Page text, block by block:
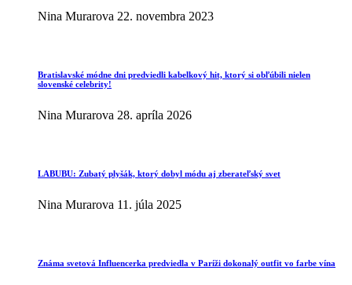
Nina Murarova 22. novembra 2023
Bratislavské módne dni predviedli kabelkový hit, ktorý si obľúbili nielen
slovenské celebrity!
Nina Murarova 28. apríla 2026
LABUBU: Zubatý plyšák, ktorý dobyl módu aj zberateľský svet
Nina Murarova 11. júla 2025
Známa svetová Influencerka predviedla v Paríži dokonalý outfit vo farbe vína